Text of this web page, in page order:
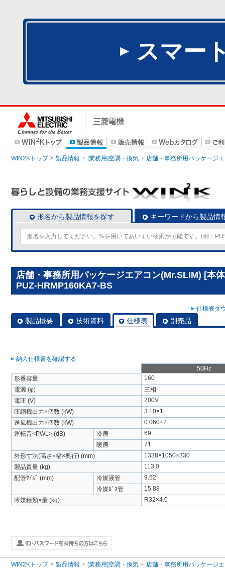
スマー
WIN2Kトップ 製品情報 [業務用]空調・換気 店舗・事務所用パッケージ
形名から製品情報を探す キーワードから製品情
店舗・事務所用パッケージエアコン(Mr.SLIM) [本
PUZ-HRMP160KA7-BS
仕様表ダ
製品概要 技術資料 仕様表 別売品
納入仕様書を確認する
50Hz
形番容量
160
電源 (φ)
三相
電圧 (V)
200V
圧縮機出力×個数 (kW)
3.10×1
送風機出力×個数 (kW)
0.060×2
運転音<PWL> (dB)
冷房
69
暖房
71
外形寸法(高さ×幅×奥行) (mm)
1338×1050×330
製品質量 (kg)
113.0
配管ｻｲｽﾞ (mm)
冷媒液管
9.52
冷媒ｶﾞｽ管
15.88
冷媒種類×量 (kg)
R32×4.0
WIN2Kトップ 製品情報 [業務用]空調・換気 店舗・事務所用パッケージ